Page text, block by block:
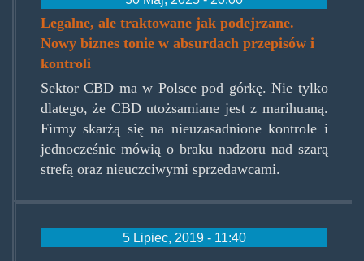
Legalne, ale traktowane jak podejrzane.
Nowy biznes tonie w absurdach przepisów i
kontroli
Sektor CBD ma w Polsce pod górkę. Nie tylko
dlatego, że CBD utożsamiane jest z marihuaną.
Firmy skarżą się na nieuzasadnione kontrole i
jednocześnie mówią o braku nadzoru nad szarą
strefą oraz nieuczciwymi sprzedawcami.
5 Lipiec, 2019 - 11:40